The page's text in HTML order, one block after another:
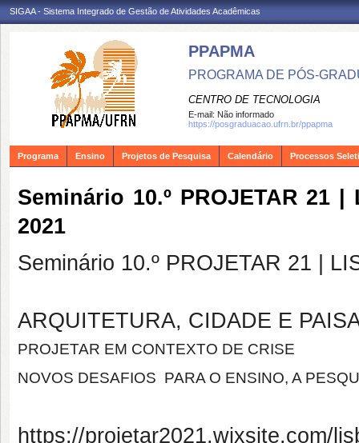
SIGAA - Sistema Integrado de Gestão de Atividades Acadêmicas
PPAPMA
PROGRAMA DE PÓS-
CENTRO DE TECNOLOGIA
E-mail: Não informado
https://posgraduacao.ufrn.br/ppapma
Programa Ensino Projetos de Pesquisa Calendário Processos
Seminário 10.º PROJETAR 21
2021
Seminário 10.º PROJETAR 21 |
ARQUITETURA, CIDADE E
PROJETAR EM CONTEXTO DE CRISE
NOVOS DESAFIOS PARA O ENSINO, A
https://projetar2021.wixsite.com/